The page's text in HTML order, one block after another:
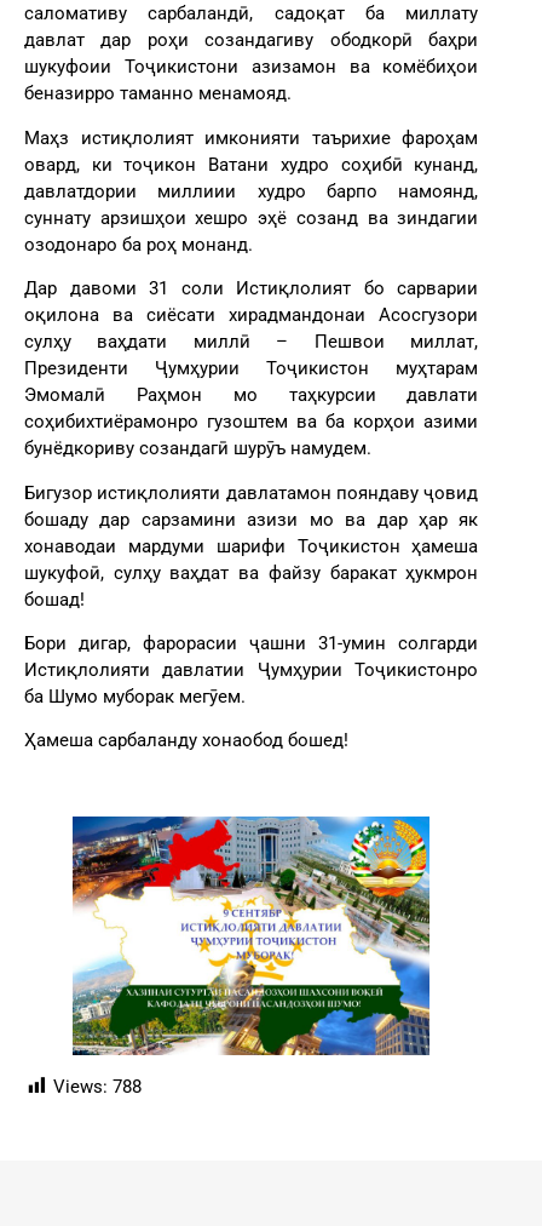
саломативу сарбаландӣ, садоқат ба миллату
давлат дар роҳи созандагиву ободкорӣ баҳри
шукуфоии Тоҷикистони азизамон ва комёбиҳои
беназирро таманно менамояд.
Маҳз истиқлолият имконияти таърихие фароҳам
овард, ки тоҷикон Ватани худро соҳибӣ кунанд,
давлатдории миллиии худро барпо намоянд,
суннату арзишҳои хешро эҳё созанд ва зиндагии
озодонаро ба роҳ монанд.
Дар давоми 31 соли Истиқлолият бо сарварии
оқилона ва сиёсати хирадмандонаи Асосгузори
сулҳу ваҳдати миллӣ – Пешвои миллат,
Президенти Ҷумҳурии Тоҷикистон муҳтарам
Эмомалӣ Раҳмон мо таҳкурсии давлати
соҳибихтиёрамонро гузоштем ва ба корҳои азими
бунёдкориву созандагӣ шурӯъ намудем.
Бигузор истиқлолияти давлатамон пояндаву ҷовид
бошаду дар сарзамини азизи мо ва дар ҳар як
хонаводаи мардуми шарифи Тоҷикистон ҳамеша
шукуфоӣ, сулҳу ваҳдат ва файзу баракат ҳукмрон
бошад!
Бори дигар, фарорасии ҷашни 31-умин солгарди
Истиқлолияти давлатии Ҷумҳурии Тоҷикистонро
ба Шумо муборак мегӯем.
Ҳамеша сарбаланду хонаобод бошед!
Views: 788